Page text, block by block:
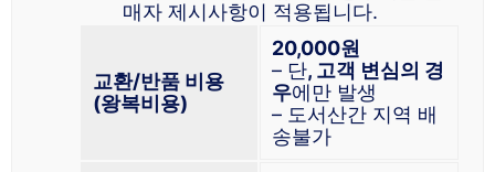
매자 제시사항이 적용됩니다.
교환/반품 비용
(왕복비용)
20,000원
– 단, 고객 변심의 경
우에만 발생
– 도서산간 지역 배
송불가